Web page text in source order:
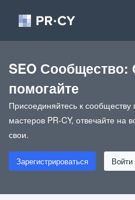
SEO
помогайте
Присоединяйтесь к
мастеров PR-CY, отвечайте на
свои.
Зарегистрироваться Войти